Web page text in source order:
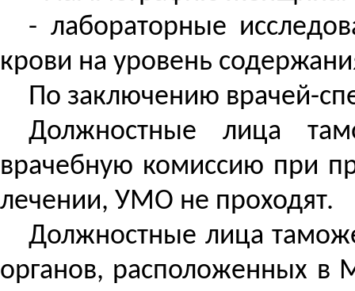
- лабораторные
крови на уровень
По заключению врачей-
Должностные лица
врачебную комиссию при
лечении, УМО не проходят.
Должностные лица
органов, расположенных в